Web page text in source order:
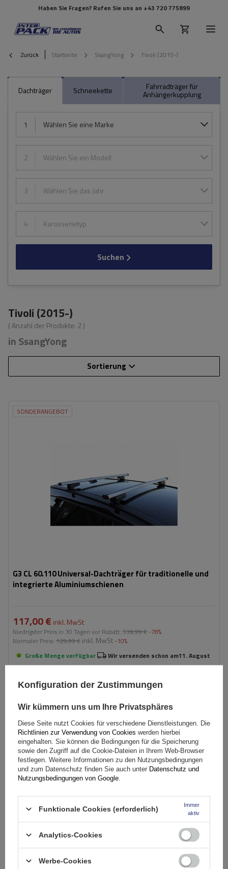
Haben Sie Fragen? Rufen Sie uns an +43 720 775899
Zurück Startseite SsangYong Tivoli (2015-)
Dachträger Schneekette Fahrradträger für
Anhängerkupplung
1 Wählen Sie eine Marke
2 Wählen Sie ein Modell
3 Wählen Sie das Jahr
4 Karosserietyp
Suchen
Tivoli (2015-)
( Anzahl der Produkte: 2 )
in SsangYong
Sortierung
SONDERANGEBOT
G3 CL 60.110 Universal-Dachträger für traditionelle und
integrierte Aluminiumschienen
117,00 € inkl. MwSt
Niedrigster Preis in 30 Tagen vor Rabatt: 539,99 € -78%
Normaler Preis: 129,99 € inkl. MwSt -10%
Große Menge verfügbar
Wir versenden schon am11. August
Warenkorb
Konfiguration der Zustimmungen
Wir kümmern uns um Ihre Privatsphäres
Diese Seite nutzt Cookies für verschiedene Dienstleistungen. Die
Richtlinien zur Verwendung von Cookies werden hierbei
eingehalten. Sie können die Bedingungen für die Speicherung
sowie den Zugriff auf die Cookie-Dateien in Ihrem Web-Browser
festlegen. Weitere Informationen zu den Nutzungsbedingungen
und zum Datenschutz finden Sie auch unter Datenschutz und
Nutzungsbedingungen von Google
Funktionale Cookies (erforderlich)
Immer
aktiv
Analytics-Cookies
Werbe-Cookies